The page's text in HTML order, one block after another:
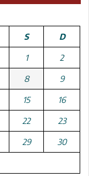
S D
1 2
8 9
15 16
22 23
29 30